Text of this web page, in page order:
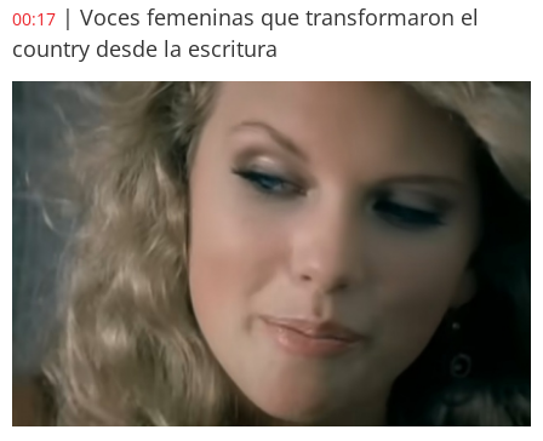
00:17 | Voces femeninas que transformaron el
country desde la escritura